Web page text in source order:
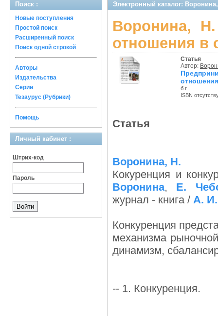
Поиск :
Новые поступления
Простой поиск
Расширенный поиск
Поиск одной строкой
Авторы
Издательства
Серии
Тезаурус (Рубрики)
Помощь
Личный кабинет :
Штрих-код
Пароль
Электронный каталог:
Воронина,
отношения в
Статья
Автор:
б.г.
ISBN
Статья
Воронина, Н.
Кокуренция и
Воронина, Е.
журнал - книга / А.
Конкуренция
механизма
динамизм,
-- 1. Конкуренция.